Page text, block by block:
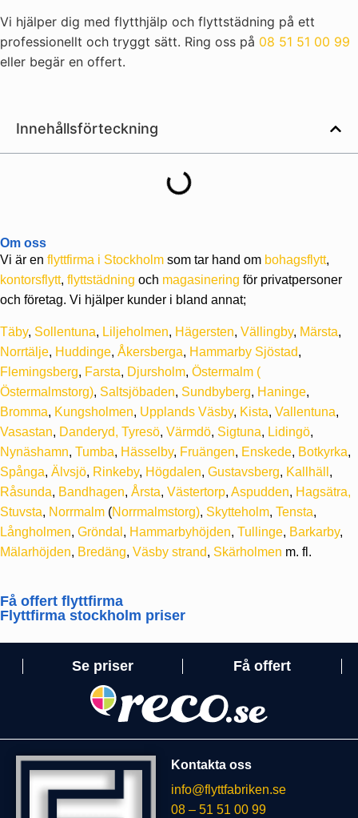
Vi hjälper dig med flytthjälp och flyttstädning på ett
professionellt och tryggt sätt. Ring oss på 08 51 51 00 99
eller begär en offert.
Innehållsförteckning
Om oss
Vi är en flyttfirma i Stockholm som tar hand om bohagsflytt,
kontorsflytt, flyttstädning och magasinering för privatpersoner
och företag. Vi hjälper kunder i bland annat;
Täby, Sollentuna, Liljeholmen, Hägersten, Vällingby, Märsta,
Norrtälje, Huddinge, Åkersberga, Hammarby Sjöstad,
Flemingsberg, Farsta, Djursholm, Östermalm (
Östermalmstorg), Saltsjöbaden, Sundbyberg, Haninge,
Bromma, Kungsholmen, Upplands Väsby, Kista, Vallentuna,
Vasastan, Danderyd, Tyresö, Värmdö, Sigtuna, Lidingö,
Nynäshamn, Tumba, Hässelby, Fruängen, Enskede, Botkyrka,
Spånga, Älvsjö, Rinkeby, Högdalen, Gustavsberg, Kallhäll ,
Råsunda, Bandhagen, Årsta, Västertorp, Aspudden, Hagsätra,
Stuvsta, Norrmalm (Norrmalmstorg), Skytteholm, Tensta,
Långholmen, Gröndal , Hammarbyhöjden, Tullinge, Barkarby,
Mälarhöjden, Bredäng, Väsby strand, Skärholmen m. fl.
Få offert flyttfirma
Flyttfirma stockholm priser
Se priser Få offert
Kontakta oss
info@flyttfabriken.se
08 – 51 51 00 99